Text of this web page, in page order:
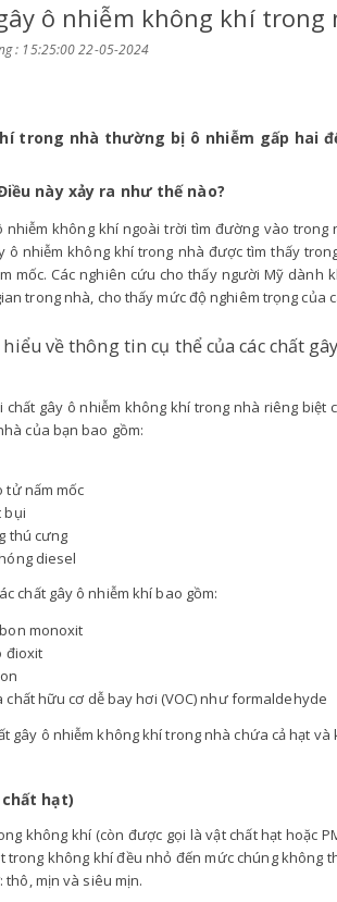
ô nhiễm không khí
: 15:25:00 22-05-2024
trong nhà thường bị ô nhiễm gấp hai
này xảy ra như thế nào?
nhiễm không khí ngoài trời tìm đường vào
ô nhiễm không khí trong nhà được tìm thấy
mốc. Các nghiên cứu cho thấy người Mỹ dành
trong nhà, cho thấy mức độ nghiêm trọng của
về thông tin cụ thể của các chất
chất gây ô nhiễm không khí trong nhà riêng biệt
của bạn bao gồm:
tử nấm mốc
bụi
thú cưng
diesel
chất gây ô nhiễm khí bao gồm:
monoxit
đioxit
chất hữu cơ dễ bay hơi (VOC) như formaldehyde
gây ô nhiễm không khí trong nhà chứa cả hạt
hạt)
không khí (còn được gọi là vật chất hạt hoặc
trong không khí đều nhỏ đến mức chúng không
thô, mịn và siêu mịn.